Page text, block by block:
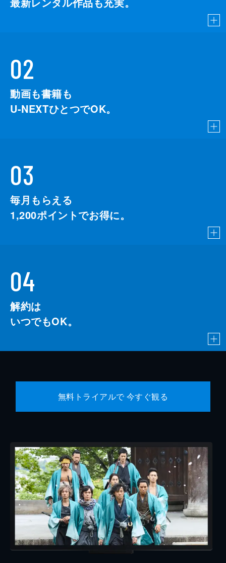
02
動画も書籍も
U-NEXTひとつでOK。
03
毎月もらえる
1,200ポイントでお得に。
04
解約は
いつでもOK。
無料トライアルで 今すぐ観る